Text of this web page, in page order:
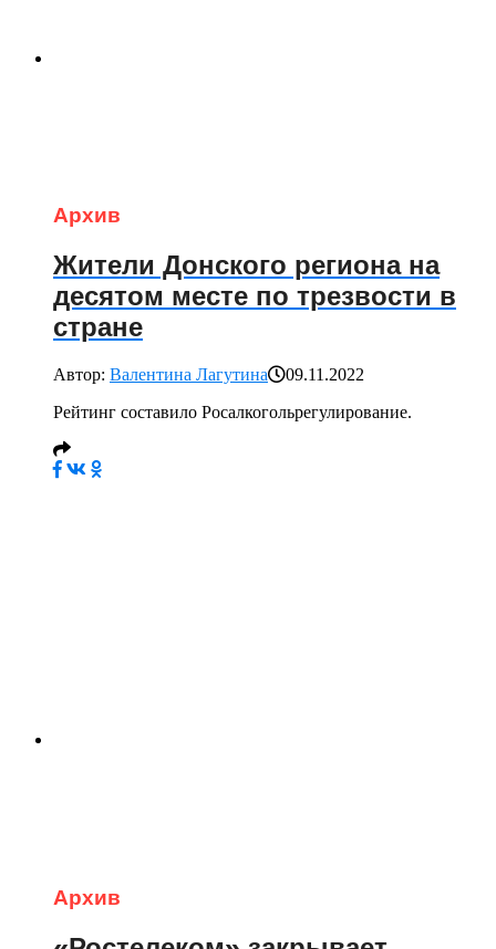
Архив
Жители Донского региона на
десятом месте по трезвости в
стране
Автор: Валентина Лагутина
09.11.2022
Рейтинг составило Росалкогольрегулирование.
Архив